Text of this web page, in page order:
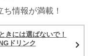
情報が満載！
きには選ばないで！
ドリンク